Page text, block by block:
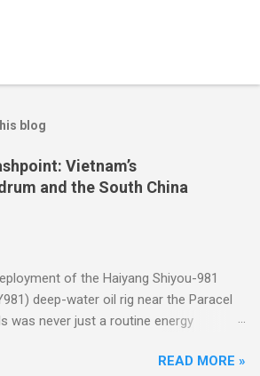
blog
Vietnam’s
and the South China
of the Haiyang Shiyou-981
deep-water oil rig near the Paracel
was never just a routine energy
in China’s gray-zone tactics ,
READ MORE »